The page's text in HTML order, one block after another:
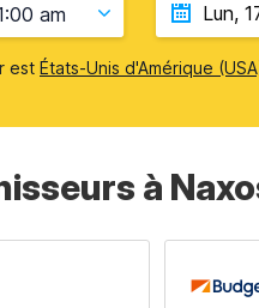
am
est États-Unis d'Amérique
à